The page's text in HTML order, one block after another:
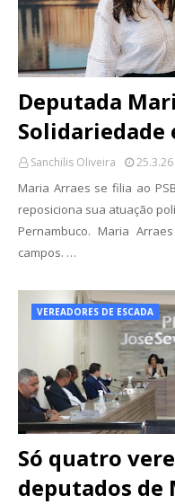
Deputada
Solidariedade
Sanchilis Oliveira 25.3.26
Maria Arraes se filia ao
reposiciona sua atuação
Pernambuco. Maria
campos. …
VEREADORES DE ESCADA
Só quatro
deputados de